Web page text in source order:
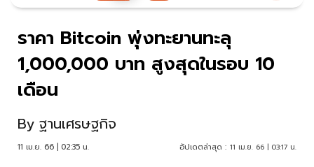
ราคา Bitcoin พุ่งทะยานทะลุ
1,000,000 บาท สูงสุดในรอบ 10
เดือน
By ฐานเศรษฐกิจ
11 เม.ย. 66 | 02:35 น. อัปเดตล่าสุด : 11 เม.ย. 66 | 03:17 น.